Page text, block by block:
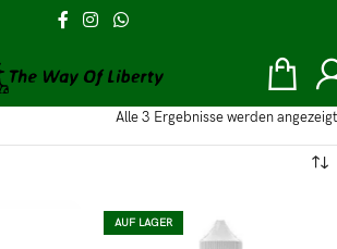
Alle 3 Ergebnisse werden angezeigt
AUF LAGER